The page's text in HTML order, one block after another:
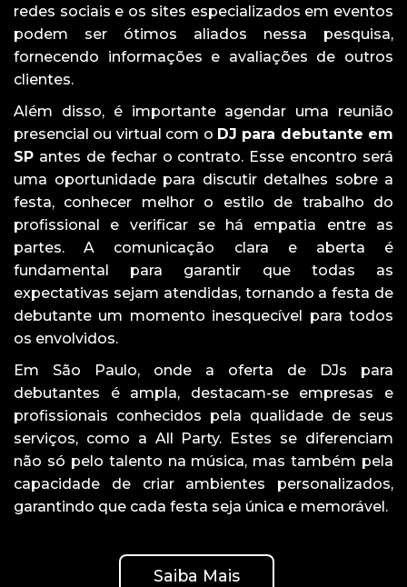
redes sociais e os sites especializados em eventos
podem ser ótimos aliados nessa pesquisa,
fornecendo informações e avaliações de outros
clientes.
Além disso, é importante agendar uma reunião
presencial ou virtual com o DJ para debutante em
SP antes de fechar o contrato. Esse encontro será
uma oportunidade para discutir detalhes sobre a
festa, conhecer melhor o estilo de trabalho do
profissional e verificar se há empatia entre as
partes. A comunicação clara e aberta é
fundamental para garantir que todas as
expectativas sejam atendidas, tornando a festa de
debutante um momento inesquecível para todos
os envolvidos.
Em São Paulo, onde a oferta de DJs para
debutantes é ampla, destacam-se empresas e
profissionais conhecidos pela qualidade de seus
serviços, como a All Party. Estes se diferenciam
não só pelo talento na música, mas também pela
capacidade de criar ambientes personalizados,
garantindo que cada festa seja única e memorável.
Saiba Mais